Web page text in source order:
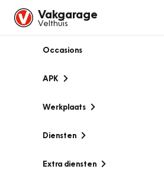
Vakgarage
Velthuis
Occasions
APK
Werkplaats
Diensten
Extra diensten